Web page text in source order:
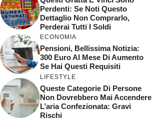
Perdenti: Se Noti Questo
Dettaglio Non Comprarlo,
Perderai Tutti I Soldi
ECONOMIA
Pensioni, Bellissima Notizia:
300 Euro Al Mese Di Aumento
Se Hai Questi Requisiti
LIFESTYLE
Queste Categorie Di Persone
Non Dovrebbero Mai Accendere
L’aria Confezionata: Gravi
Rischi